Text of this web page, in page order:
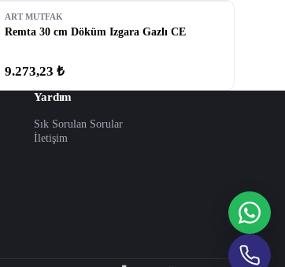
ART MUTFAK
Remta 30 cm Döküm Izgara Gazlı CE
9.273,23 ₺
Yardım
Sık Sorulan Sorular
İletişim